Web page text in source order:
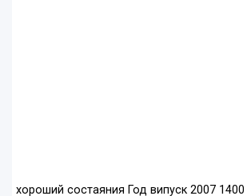
хороший состаяния Год випуск 2007